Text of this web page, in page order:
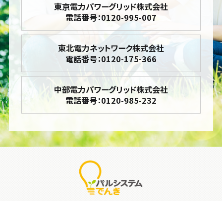
東京電力パワーグリッド株式会社
電話番号：0120-995-007
東北電力ネットワーク株式会社
電話番号：0120-175-366
中部電力パワーグリッド株式会社
電話番号：0120-985-232